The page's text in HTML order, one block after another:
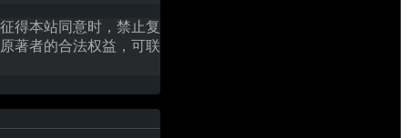
得本站同意时，禁止复
著者的合法权益，可联